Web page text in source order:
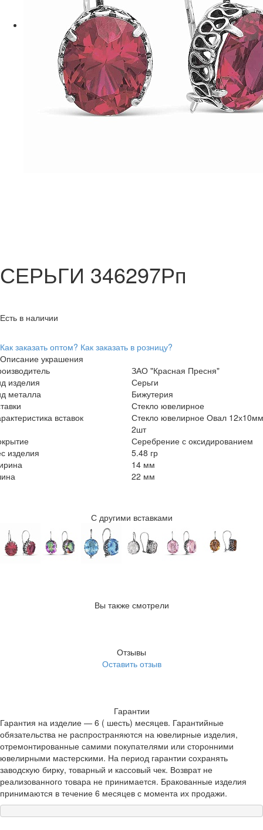
СЕРЬГИ 346297Рп
Есть в наличии
Как заказать оптом? Как заказать в розницу?
Описание украшения
ЗАО "Красная Пресня"
изделия
Серьги
металла
Бижутерия
Стекло ювелирное
вставок
Стекло ювелирное Овал 12х10мм
2шт
Серебрение с оксидированием
изделия
5.48 гр
14 мм
22 мм
С другими вставками
Вы также смотрели
Отзывы
Оставить отзыв
Гарантии
Гарантия на изделие — 6 ( шесть) месяцев. Гарантийные
обязательства не распространяются на ювелирные изделия,
отремонтированные самими покупателями или сторонними
ювелирными мастерскими. На период гарантии сохранять
заводскую бирку, товарный и кассовый чек. Возврат не
реализованного товара не принимается. Бракованные изделия
принимаются в течение 6 месяцев с момента их продажи.